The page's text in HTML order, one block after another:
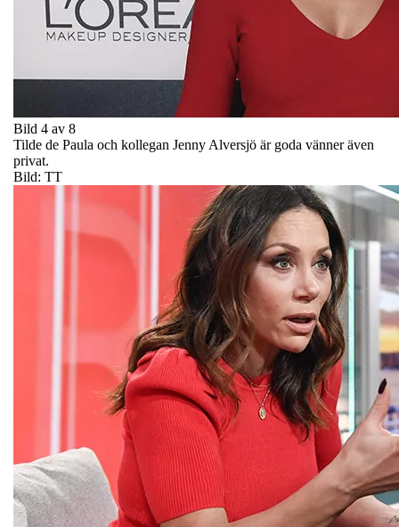
Bild 4 av 8
Tilde de Paula och kollegan Jenny Alversjö är goda vänner även
privat.
Bild: TT